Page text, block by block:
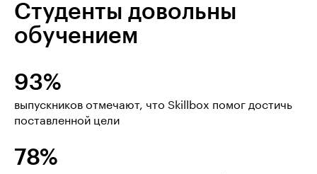
Студенты довольны
обучением
93%
выпускников отмечают, что Skillbox помог достичь
поставленной цели
78%